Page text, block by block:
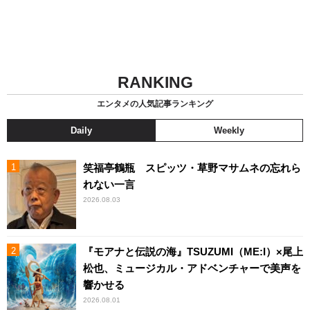
RANKING
エンタメの人気記事ランキング
Daily Weekly
笑福亭鶴瓶 スピッツ・草野マサムネの忘れら
れない一言
2026.08.03
『モアナと伝説の海』TSUZUMI（ME:I）×尾上
松也、ミュージカル・アドベンチャーで美声を
響かせる
2026.08.01